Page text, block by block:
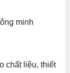
minh
chất liệu, thiết